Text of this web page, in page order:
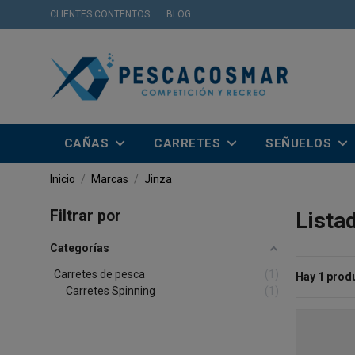
CLIENTES CONTENTOS BLOG
CAÑAS CARRETES SEÑUELOS
Inicio Marcas Jinza
Hay 1
Filtrar por
Categorías
Carretes de pesca
Carretes Spinning